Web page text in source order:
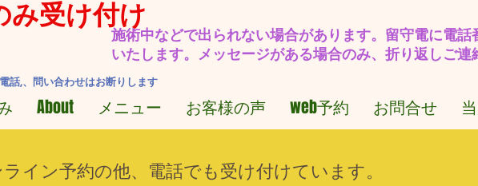
話,、問い合わせはお断りします
み受け付け
施術中などで出られない場合があります。​留守電に電
いたします。 メッセージがある場合のみ、折り返しご連
About メニュー お客様の声 web予約 お問合せ
イン予約の他、電話でも受け付けています。